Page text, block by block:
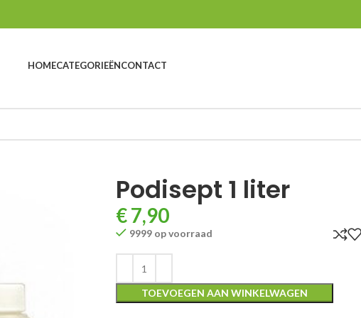
HOMECATEGORIEËNCONTACT
Podisept 1 liter
€7,90
9999 op voorraad
TOEVOEGEN AAN WINKELWAGEN